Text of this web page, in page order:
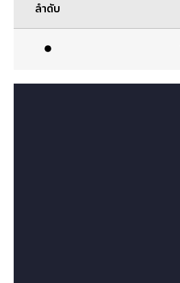
ลำดับ